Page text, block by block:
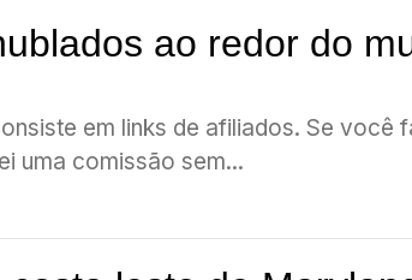
ao redor do
em links de afiliados. Se você
uma comissão sem...